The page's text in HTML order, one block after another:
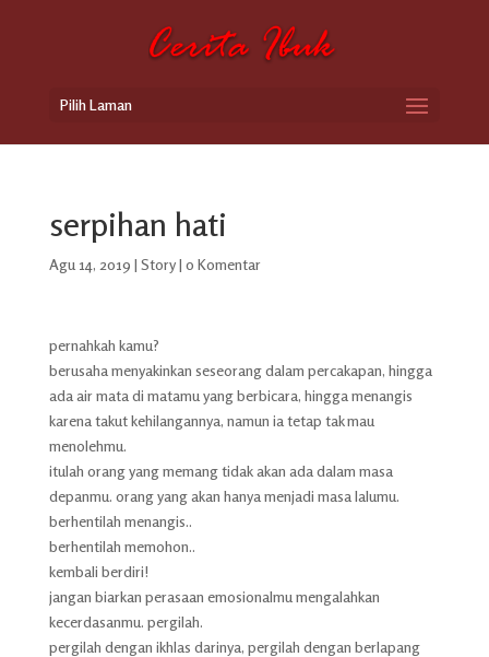
Pilih Laman
serpihan hati
Agu 14, 2019 | Story| 0 Komentar
pernahkah kamu?
berusaha menyakinkan seseorang dalam percakapan, hingga
ada air mata di matamu yang berbicara, hingga menangis
karena takut kehilangannya, namun ia tetap tak mau
menolehmu.
itulah orang yang memang tidak akan ada dalam masa
depanmu. orang yang akan hanya menjadi masa lalumu.
berhentilah menangis..
berhentilah memohon..
kembali berdiri!
jangan biarkan perasaan emosionalmu mengalahkan
kecerdasanmu. pergilah.
pergilah dengan ikhlas darinya, pergilah dengan berlapang